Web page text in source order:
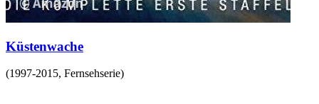
Küstenwache
(1997-2015, Fernsehserie)